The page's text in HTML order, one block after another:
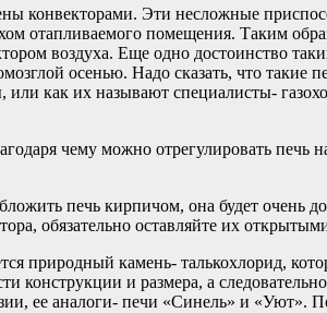
конвекторами. Эти несложные
отапливаемого помещения. Таким
воздуха. Еще одно достоинство
осенью. Надо сказать, что такие
как их называют специалисты-
чему можно отрегулировать печь
печь кирпичом, она будет очень
обязательно оставляйте их
природный камень- талькохлорид,
конструкции и размера, а
ее аналоги- печи «Синель» и «Уют».